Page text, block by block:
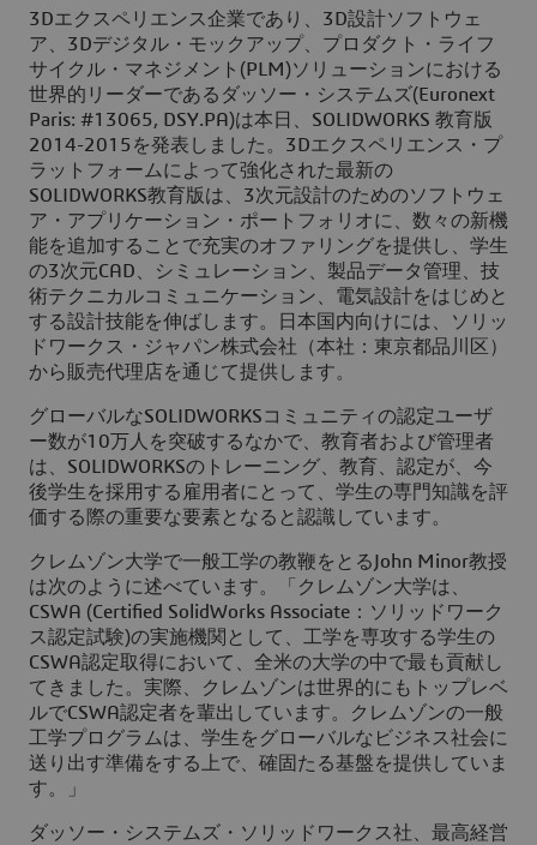
3Dエクスペリエンス企業であり、3D設計ソフトウェ
ア、3Dデジタル・モックアップ、プロダクト・ライフ
サイクル・マネジメント(PLM)ソリューションにおける
世界的リーダーであるダッソー・システムズ(Euronext
Paris: #13065, DSY.PA)は本日、SOLIDWORKS 教育版
2014-2015を発表しました。3Dエクスペリエンス・プ
ラットフォームによって強化された最新の
SOLIDWORKS教育版は、3次元設計のためのソフトウェ
ア・アプリケーション・ポートフォリオに、数々の新機
能を追加することで充実のオファリングを提供し、学生
の3次元CAD、シミュレーション、製品データ管理、技
術テクニカルコミュニケーション、電気設計をはじめと
する設計技能を伸ばします。日本国内向けには、ソリッ
ドワークス・ジャパン株式会社（本社：東京都品川区）
から販売代理店を通じて提供します。
グローバルなSOLIDWORKSコミュニティの認定ユーザ
ー数が10万人を突破するなかで、教育者および管理者
は、SOLIDWORKSのトレーニング、教育、認定が、今
後学生を採用する雇用者にとって、学生の専門知識を評
価する際の重要な要素となると認識しています。
クレムゾン大学で一般工学の教鞭をとるJohn Minor教授
は次のように述べています。「クレムゾン大学は、
CSWA (Certified SolidWorks Associate：ソリッドワーク
ス認定試験)の実施機関として、工学を専攻する学生の
CSWA認定取得において、全米の大学の中で最も貢献し
てきました。実際、クレムゾンは世界的にもトップレベ
ルでCSWA認定者を輩出しています。クレムゾンの一般
工学プログラムは、学生をグローバルなビジネス社会に
送り出す準備をする上で、確固たる基盤を提供していま
す。」
ダッソー・システムズ・ソリッドワークス社、最高経営